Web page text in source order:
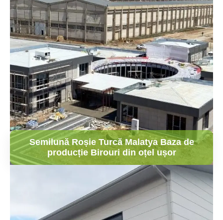
Semilună Roșie Turcă Malatya Baza de
producție Birouri din oțel ușor